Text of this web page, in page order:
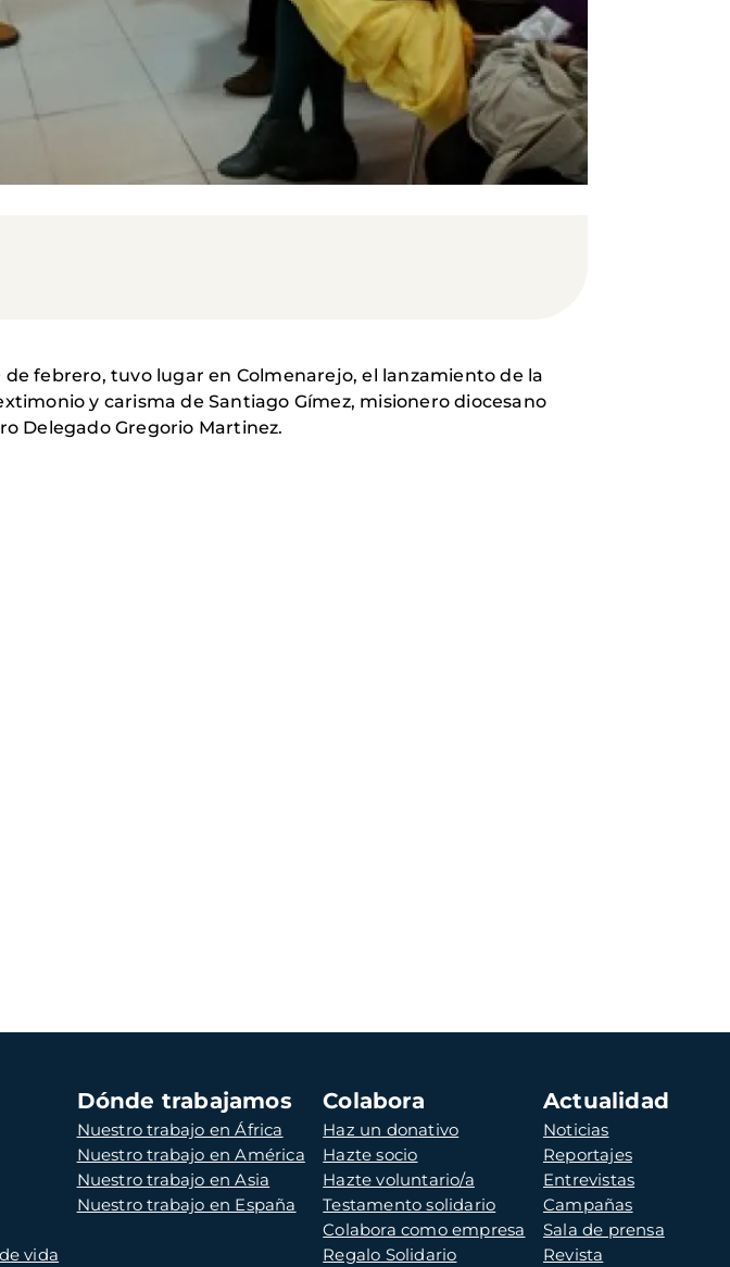
febrero, tuvo lugar en Colmenarejo, el lanzamiento de la
y carisma de Santiago Gímez, misionero diocesano
Delegado Gregorio Martinez.
vida
Dónde trabajamos
Nuestro trabajo en África
Nuestro trabajo en América
Nuestro trabajo en Asia
Nuestro trabajo en España
Colabora
Haz un donativo
Hazte socio
Hazte voluntario/a
Testamento solidario
Colabora como empresa
Regalo Solidario
Actualidad
Noticias
Reportajes
Entrevistas
Campañas
Sala de prensa
Revista